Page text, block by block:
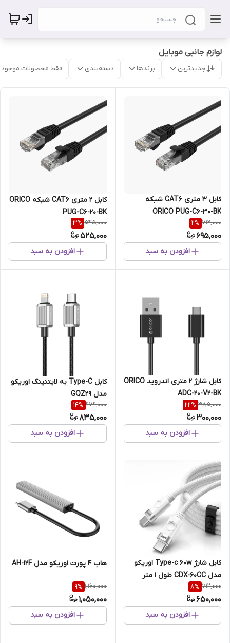
لوازم جانبی موبایل
جدیدترین برندها دسته‌بندی فقط محصولات موجود
کابل 3 متری CAT6 شبکه
ORICO PUG-C6-30-BK
712,000
2%
695,000
افزودن به سبد
کابل 2 متری CAT6 شبکه ORICO
PUG-C6-20-BK
545,000
3%
525,000
افزودن به سبد
کابل شارژ 2 متری اندروید ORICO
ADC-20-V2-BK
385,000
22%
300,000
افزودن به سبد
کابل Type-C به لایتنینگ اوریکو
مدل GQZ29
979,000
14%
835,000
افزودن به سبد
کابل شارژ Type-c 60w اوریکو
مدل CDX-60CC طول 1 متر
712,000
8%
650,000
افزودن به سبد
هاب 4 پورت اوریکو مدل AH-12F
1,160,000
9%
1,050,000
افزودن به سبد